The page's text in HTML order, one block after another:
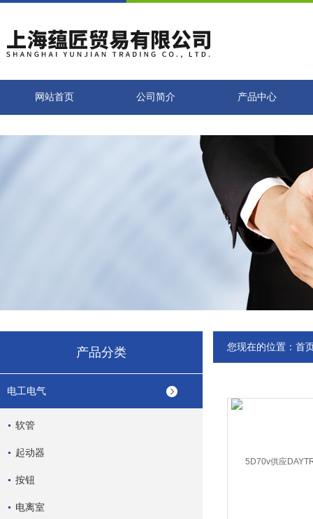
网站首页 公司简介 产品中心
产品分类
电工电气
软管
起动器
按钮
电离室
您现在的位置： 首